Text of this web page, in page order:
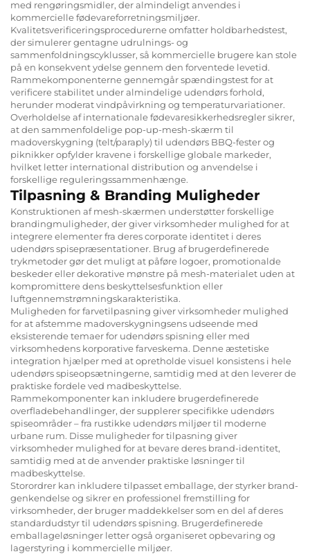
med rengøringsmidler, der almindeligt anvendes i
kommercielle fødevareforretningsmiljøer.
Kvalitetsverificeringsprocedurerne omfatter holdbarhedstest,
der simulerer gentagne udrulnings- og
sammenfoldningscyklusser, så kommercielle brugere kan stole
på en konsekvent ydelse gennem den forventede levetid.
Rammekomponenterne gennemgår spændingstest for at
verificere stabilitet under almindelige udendørs forhold,
herunder moderat vindpåvirkning og temperaturvariationer.
Overholdelse af internationale fødevaresikkerhedsregler sikrer,
at den sammenfoldelige pop-up-mesh-skærm til
madoverskygning (telt/paraply) til udendørs BBQ-fester og
piknikker opfylder kravene i forskellige globale markeder,
hvilket letter international distribution og anvendelse i
forskellige reguleringssammenhænge.
Tilpasning & Branding Muligheder
Konstruktionen af mesh-skærmen understøtter forskellige
brandingmuligheder, der giver virksomheder mulighed for at
integrere elementer fra deres corporate identitet i deres
udendørs spisepræsentationer. Brug af brugerdefinerede
trykmetoder gør det muligt at påføre logoer, promotionalde
beskeder eller dekorative mønstre på mesh-materialet uden at
kompromittere dens beskyttelsesfunktion eller
luftgennemstrømningskarakteristika.
Muligheden for farvetilpasning giver virksomheder mulighed
for at afstemme madoverskygningsens udseende med
eksisterende temaer for udendørs spisning eller med
virksomhedens korporative farveskema. Denne æstetiske
integration hjælper med at opretholde visuel konsistens i hele
udendørs spiseopsætningerne, samtidig med at den leverer de
praktiske fordele ved madbeskyttelse.
Rammekomponenter kan inkludere brugerdefinerede
overfladebehandlinger, der supplerer specifikke udendørs
spiseområder – fra rustikke udendørs miljøer til moderne
urbane rum. Disse muligheder for tilpasning giver
virksomheder mulighed for at bevare deres brand-identitet,
samtidig med at de anvender praktiske løsninger til
madbeskyttelse.
Storordrer kan inkludere tilpasset emballage, der styrker brand-
genkendelse og sikrer en professionel fremstilling for
virksomheder, der bruger maddekkelser som en del af deres
standardudstyr til udendørs spisning. Brugerdefinerede
emballageløsninger letter også organiseret opbevaring og
lagerstyring i kommercielle miljøer.